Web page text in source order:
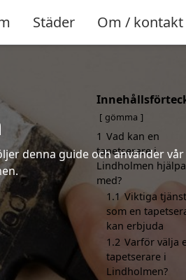
Städer Om / kontakt
denna guide och använder
gömma
1 Vad kan en
tapetserare i
Lindholmen
med?
1.1 Viktiga
som en
kan erbjuda
1.2 Varför välja
tapetserare i
Lindholmen?